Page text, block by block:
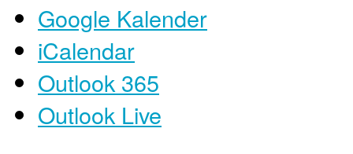
Google Kalender
iCalendar
Outlook 365
Outlook Live